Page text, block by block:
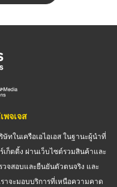
พจเจส
ทในเครือเอไอเอส ในฐานะผู้นำที่
ก็ตติ้ง ผ่านเว็บไซต์รวมสินค้าและ
วจสอบและยืนยันตัวตนจริง และ
าจะมอบบริการที่เหนือความคาด